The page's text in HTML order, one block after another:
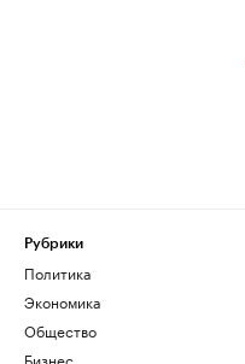
Рубрики
Политика
Экономика
Общество
Бизнес